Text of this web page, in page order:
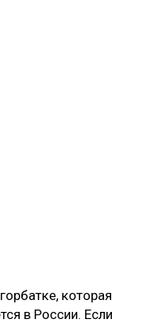
которая
в России. Если